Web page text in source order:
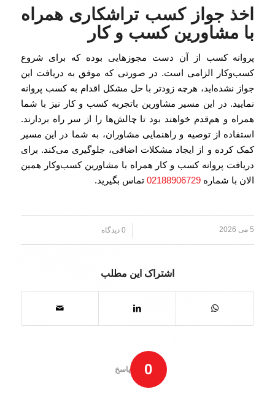
اخذ جواز کسب تراشکاری همراه
با مشاورین کسب و کار
پروانه کسب از آن دست مجوزهایی بوده که برای شروع
کسب‌وکار الزامی است. در صورتی که موفق به دریافت این
جواز نشده‌اید، هرچه زودتر با حل مشکل اقدام به کسب پروانه
نمایید. در این مسیر مشاورین باتجربه کسب و کار نیز با شما
همراه و هم‌قدم خواهند بود تا چالش‌ها را از سر راه بردارند.
استفاده از توصیه و راهنمایی مشاوران، به شما در این مسیر
کمک کرده و از ایجاد مشکلات اضافی، جلوگیری می‌کند. برای
دریافت پروانه کسب و کار همراه با مشاورین کسب‌وکار همین
الان با شماره 02188906729تماس بگیرید.
5 می 2026 0 دیدگاه
اشتراک این مطلب
0 پاسخ